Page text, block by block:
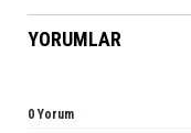
YORUMLAR
0 Yorum